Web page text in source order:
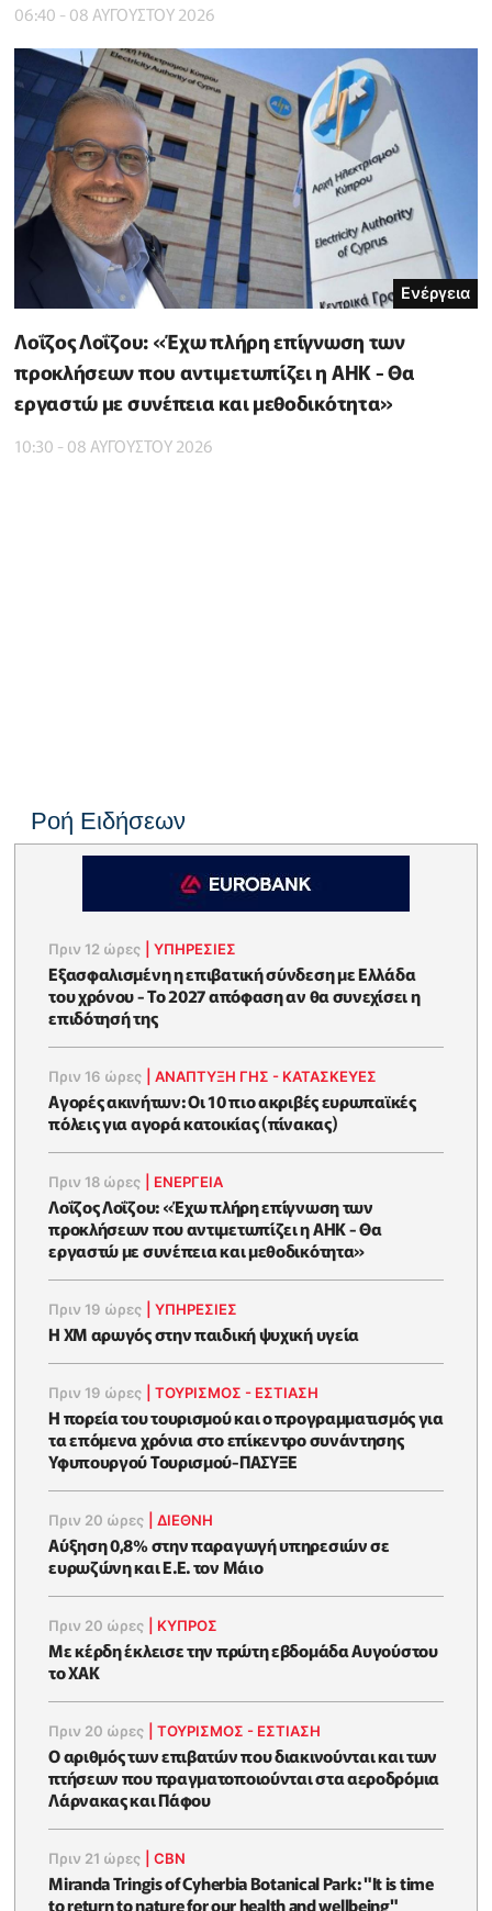
06:40 - 08 ΑΥΓΟΥΣΤΟΥ 2026
Ενέργεια
Λοΐζος Λοΐζου: «Έχω πλήρη επίγνωση των
προκλήσεων που αντιμετωπίζει η ΑΗΚ - Θα
εργαστώ με συνέπεια και μεθοδικότητα»
10:30 - 08 ΑΥΓΟΥΣΤΟΥ 2026
Ροή Ειδήσεων
Πριν 12 ώρες |ΥΠΗΡΕΣΙΕΣ
Εξασφαλισμένη η επιβατική σύνδεση με Ελλάδα
του χρόνου - Το 2027 απόφαση αν θα συνεχίσει η
επιδότησή της
Πριν 16 ώρες |ΑΝΑΠΤΥΞΗ ΓΗΣ - ΚΑΤΑΣΚΕΥΕΣ
Αγορές ακινήτων: Οι 10 πιο ακριβές ευρωπαϊκές
πόλεις για αγορά κατοικίας (πίνακας)
Πριν 18 ώρες ΕΝΈΡΓΕΙΑ
Λοΐζος Λοΐζου: «Έχω πλήρη επίγνωση των
προκλήσεων που αντιμετωπίζει η ΑΗΚ - Θα
εργαστώ με συνέπεια και μεθοδικότητα»
Πριν 19 ώρες |ΥΠΗΡΕΣΙΕΣ
Η XM αρωγός στην παιδική ψυχική υγεία
Πριν 19 ώρες |ΤΟΥΡΙΣΜΟΣ - ΕΣΤΙΑΣΗ
Η πορεία του τουρισμού και ο προγραμματισμός για
τα επόμενα χρόνια στο επίκεντρο συνάντησης
Υφυπουργού Τουρισμού-ΠΑΣΥΞΕ
Πριν 20 ώρες |ΔΙΕΘΝΗ
Αύξηση 0,8% στην παραγωγή υπηρεσιών σε
ευρωζώνη και Ε.Ε. τον Μάιο
Πριν 20 ώρες ΚΥΠΡΟΣ
Με κέρδη έκλεισε την πρώτη εβδομάδα Αυγούστου
το ΧΑΚ
Πριν 20 ώρες |ΤΟΥΡΙΣΜΟΣ - ΕΣΤΙΑΣΗ
Ο αριθμός των επιβατών που διακινούνται και των
πτήσεων που πραγματοποιούνται στα αεροδρόμια
Λάρνακας και Πάφου
Πριν 21 ώρες |CBN
Miranda Tringis of Cyherbia Botanical Park: "It is time
to return to nature for our health and wellbeing"